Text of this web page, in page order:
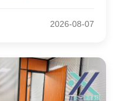
2026-08-07